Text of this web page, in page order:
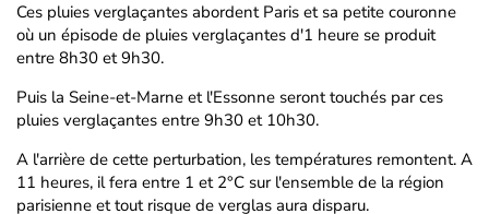
Ces pluies verglaçantes abordent Paris et sa petite couronne
où un épisode de pluies verglaçantes d'1 heure se produit
entre 8h30 et 9h30.
Puis la Seine-et-Marne et l'Essonne seront touchés par ces
pluies verglaçantes entre 9h30 et 10h30.
A l'arrière de cette perturbation, les températures remontent. A
11 heures, il fera entre 1 et 2°C sur l'ensemble de la région
parisienne et tout risque de verglas aura disparu.